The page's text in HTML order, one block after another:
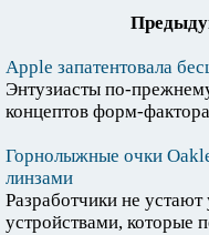
Apple запатентовала
Энтузиасты по-
концептов форм-
Горнолыжные очки
линзами
Разработчики не
устройствами, которые